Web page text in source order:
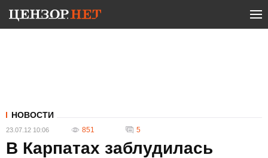
НОВОСТИ
23.07.12 10:06 851 5
В Карпатах заблудилась